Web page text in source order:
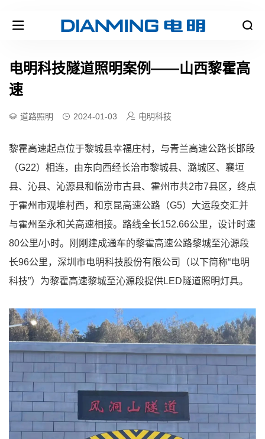
电明科技隧道照明案例——山西黎霍高
速
道路照明 2024-01-03 电明科技
黎霍高速起点位于黎城县幸福庄村，与青兰高速公路长邯段
（G22）相连，由东向西经长治市黎城县、潞城区、襄垣
县、沁县、沁源县和临汾市古县、霍州市共2市7县区，终点
于霍州市观堆村西，和京昆高速公路（G5）大运段交汇并
与霍州至永和关高速相接。路线全长152.66公里，设计时速
80公里/小时。刚刚建成通车的黎霍高速公路黎城至沁源段
长96公里，深圳市电明科技股份有限公司（以下简称“电明
科技”）为黎霍高速黎城至沁源段提供LED隧道照明灯具。